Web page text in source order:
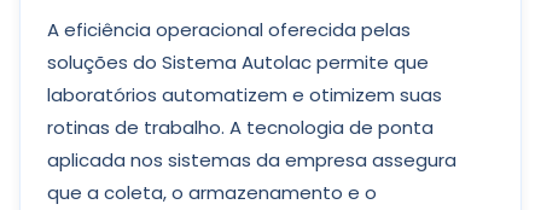
A eficiência operacional oferecida pelas
soluções do Sistema Autolac permite que
laboratórios automatizem e otimizem suas
rotinas de trabalho. A tecnologia de ponta
aplicada nos sistemas da empresa assegura
que a coleta, o armazenamento e o